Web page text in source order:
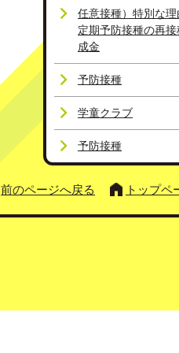
任意接種）特別な理
定期予防接種の再
成金
予防接種
学童クラブ
予防接種
前のページへ戻る トップペ